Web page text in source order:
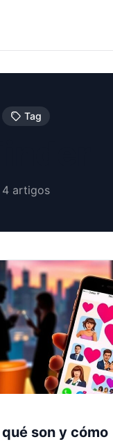
Tag
4 artigos
son y cómo